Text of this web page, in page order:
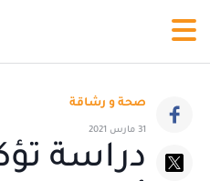
صحة و رشاقة
31 مارس 2021
دراسة